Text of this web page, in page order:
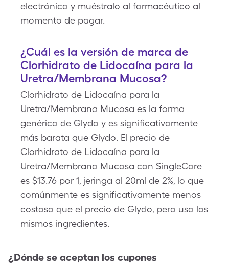
electrónica y muéstralo al farmacéutico al
momento de pagar.
¿Cuál es la versión de marca de
Clorhidrato de Lidocaína para la
Uretra/Membrana Mucosa?
Clorhidrato de Lidocaína para la
Uretra/Membrana Mucosa es la forma
genérica de Glydo y es significativamente
más barata que Glydo. El precio de
Clorhidrato de Lidocaína para la
Uretra/Membrana Mucosa con SingleCare
es $13.76 por 1, jeringa al 20ml de 2%, lo que
comúnmente es significativamente menos
costoso que el precio de Glydo, pero usa los
mismos ingredientes.
¿Dónde se aceptan los cupones